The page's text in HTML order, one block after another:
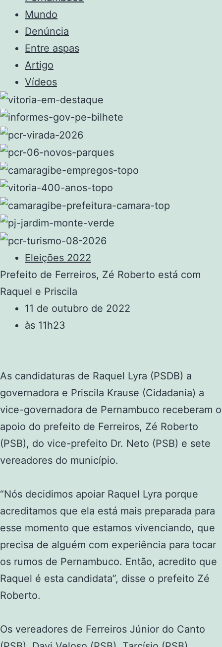
Mundo
Denúncia
Entre aspas
Artigo
Vídeos
Eleições 2022
Prefeito de Ferreiros, Zé Roberto está com
Raquel e Priscila
11 de outubro de 2022
às 11h23
As candidaturas de Raquel Lyra (PSDB) a
governadora e Priscila Krause (Cidadania) a
vice-governadora de Pernambuco receberam o
apoio do prefeito de Ferreiros, Zé Roberto
(PSB), do vice-prefeito Dr. Neto (PSB) e sete
vereadores do município.
“Nós decidimos apoiar Raquel Lyra porque
acreditamos que ela está mais preparada para
esse momento que estamos vivenciando, que
precisa de alguém com experiência para tocar
os rumos de Pernambuco. Então, acredito que
Raquel é esta candidata”, disse o prefeito Zé
Roberto.
Os vereadores de Ferreiros Júnior do Canto